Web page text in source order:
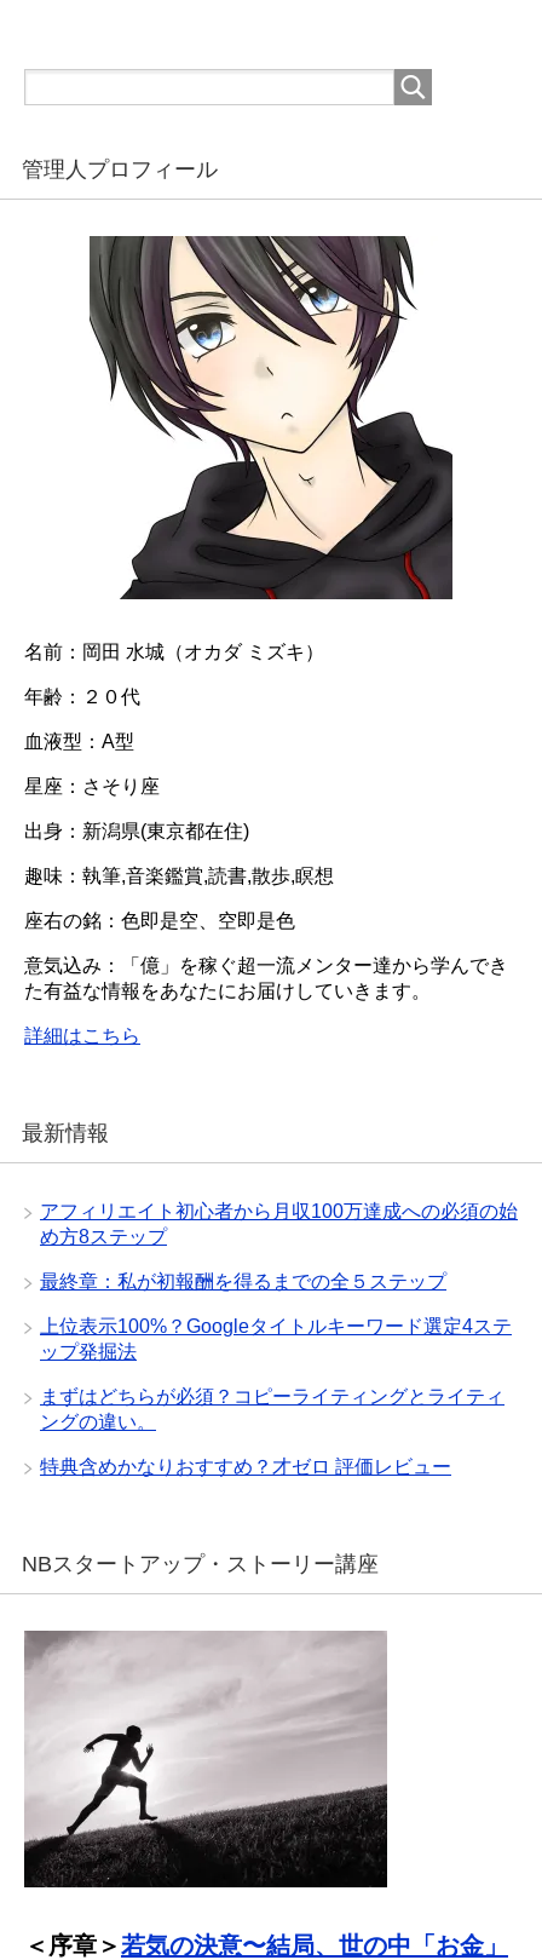
管理人プロフィール
名前：岡田 水城（オカダ ミズキ）
年齢：２０代
血液型：A型
星座：さそり座
出身：新潟県(東京都在住)
趣味：執筆,音楽鑑賞,読書,散歩,瞑想
座右の銘：色即是空、空即是色
意気込み：「億」を稼ぐ超一流メンター達から学んでき
た有益な情報をあなたにお届けしていきます。
詳細はこちら
最新情報
アフィリエイト初心者から月収100万達成への必須の始
め方8ステップ
最終章：私が初報酬を得るまでの全５ステップ
上位表示100%？Googleタイトルキーワード選定4ステ
ップ発掘法
まずはどちらが必須？コピーライティングとライティ
ングの違い。
特典含めかなりおすすめ？才ゼロ 評価レビュー
NBスタートアップ・ストーリー講座
＜序章＞若気の決意〜結局、世の中「お金」